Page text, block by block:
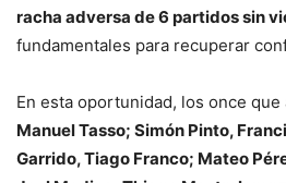
racha adversa de 6 partidos sin
fundamentales para recuperar
En esta oportunidad, los once
Manuel Tasso; Simón Pinto,
Garrido, Tiago Franco; Mateo